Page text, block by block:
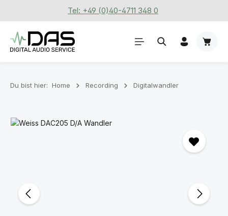
Zum Hauptinhalt springenTel: +49 (0)40-4711 348 0
Du bist hier: Home Recording Digitalwandler
Bildergalerie überspringen